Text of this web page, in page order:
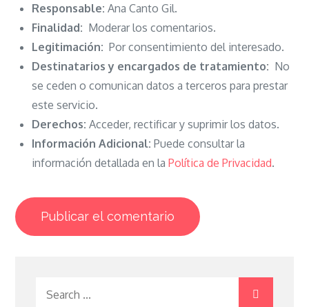
Responsable: Ana Canto Gil.
Finalidad: Moderar los comentarios.
Legitimación: Por consentimiento del interesado.
Destinatarios y encargados de tratamiento: No
se ceden o comunican datos a terceros para prestar
este servicio.
Derechos: Acceder, rectificar y suprimir los datos.
Información Adicional: Puede consultar la
información detallada en laPolítica de Privacidad.